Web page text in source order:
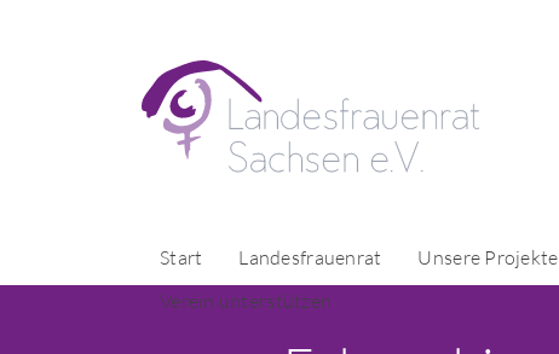
Start Landesfrauenrat Unsere Projekte
Verein unterstützen